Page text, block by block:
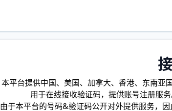
本平台提供中国、美国、加拿大、香港、东南亚
用于在线接收验证码，提供账号注册服
由于本平台的号码&验证码公开对外提供服务，